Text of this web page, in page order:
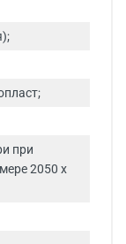
при
2050 х